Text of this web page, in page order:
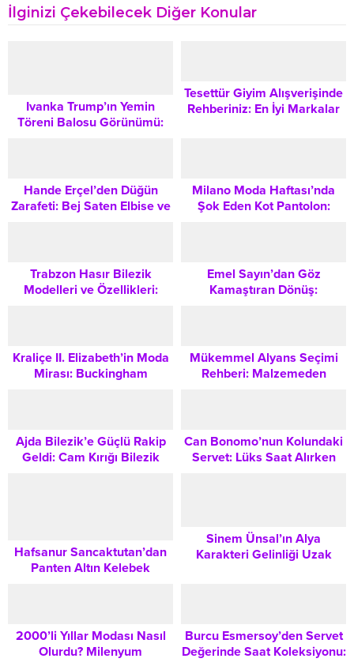
İlginizi Çekebilecek Diğer Konular
Ivanka Trump’ın Yemin
Töreni Balosu Görünümü:
Tesettür Giyim Alışverişinde
Rehberiniz: En İyi Markalar
Hande Erçel’den Düğün
Zarafeti: Bej Saten Elbise ve
Milano Moda Haftası’nda
Şok Eden Kot Pantolon:
Trabzon Hasır Bilezik
Modelleri ve Özellikleri:
Emel Sayın’dan Göz
Kamaştıran Dönüş:
Kraliçe II. Elizabeth’in Moda
Mirası: Buckingham
Mükemmel Alyans Seçimi
Rehberi: Malzemeden
Ajda Bilezik’e Güçlü Rakip
Geldi: Cam Kırığı Bilezik
Can Bonomo’nun Kolundaki
Servet: Lüks Saat Alırken
Hafsanur Sancaktutan’dan
Panten Altın Kelebek
Sinem Ünsal’ın Alya
Karakteri Gelinliği Uzak
2000’li Yıllar Modası Nasıl
Olurdu? Milenyum
Burcu Esmersoy’den Servet
Değerinde Saat Koleksiyonu: